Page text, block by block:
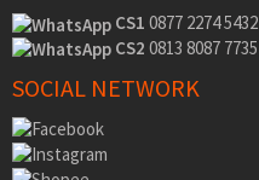
CS1 0877 2274 5432
CS2 0813 8087 7735
SOCIAL NETWORK